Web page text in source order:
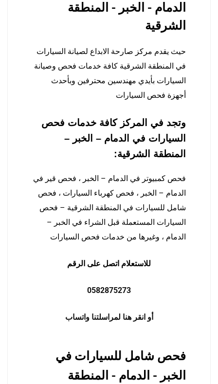
الدمام - الخبر - المنطقة
الشرقية
حيث يقدم مركز صارحة الابداع لصيانة السيارات
في المنطقة الشرقية كافة خدمات فحص وصيانة
السيارات بأيدي مهندسين محترفين وبأحدث
أجهزة فحص السيارات
وتجد في المركز كافة خدمات فحص
السيارات في الدمام – الخبر –
المنطقة الشرقية:
فحص كمبيوتر في الدمام – الخبر ، فحص قير في
الدمام – الخبر ، فحص كهرباء السيارات ، فحص
شامل للسيارات في المنطقة الشرقية – فحص
السيارات المستعملة قبل الشراء في الخبر –
الدمام ، وغيرها من خدمات فحص السيارات
للاستعلام اتصل على الرقم
0582875273
أو انقر هنا لمراسلتنا واتساب
فحص شامل للسيارات في
الخبر - الدمام - المنطقة